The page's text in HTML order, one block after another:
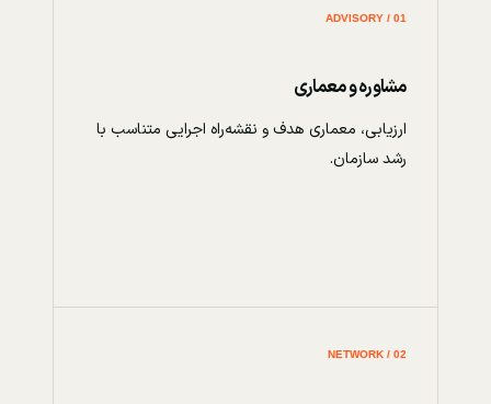
01 / ADVISORY
مشاوره و معماری
ارزیابی، معماری هدف و نقشه‌راه اجرایی متناسب با
رشد سازمان.
02 / NETWORK